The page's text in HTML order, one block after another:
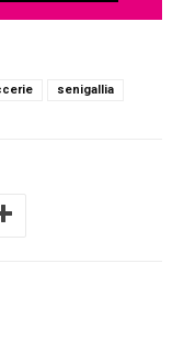
senigallia